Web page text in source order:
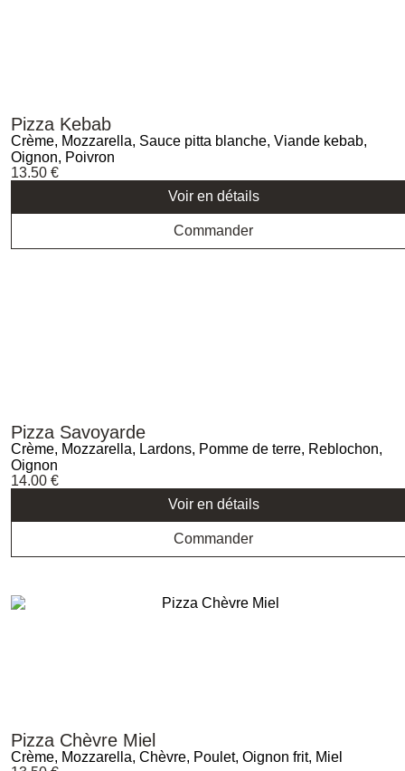
Pizza Kebab
Crème, Mozzarella, Sauce pitta blanche, Viande kebab,
Oignon, Poivron
13.50 €
Voir en détails
Commander
Pizza Savoyarde
Crème, Mozzarella, Lardons, Pomme de terre, Reblochon,
Oignon
14.00 €
Voir en détails
Commander
Pizza Chèvre Miel
Crème, Mozzarella, Chèvre, Poulet, Oignon frit, Miel